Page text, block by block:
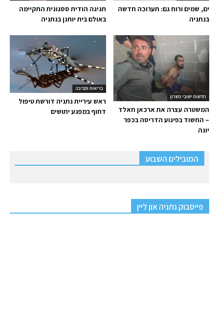
חגיגה הודית ססגונית התקיימה
באולם בית יוחנן בנתניה
ים, שמים ורוח גם: תערוכה חדשה
בנתניה
בריאות וסביבה
ראש עיריית נתניה דורשת טיפול
דחוף במפגע יתושים
חדשות ישובי השרון
המשטרה עצרה את ארכאן חאלד
– החשוד בפיגוע הדריסה בכפר
יונה
המובילים השבוע
פייסבוק נתניה און ליין